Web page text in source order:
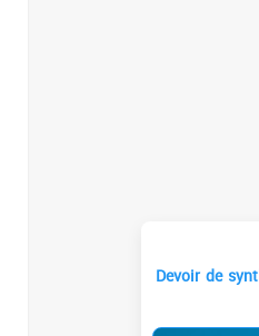
Devoir de